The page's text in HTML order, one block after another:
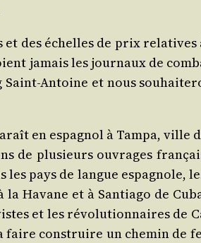
des échelles de prix
jamais les jour­naux de
Antoine et nous
en espa­gnol à Tam­pa, ville
de plu­sieurs ouvrages
pays de langue espa­gnole,
la Havane et à San­tia­go de
et les révo­lu­tion­naires de
construire un che­min de